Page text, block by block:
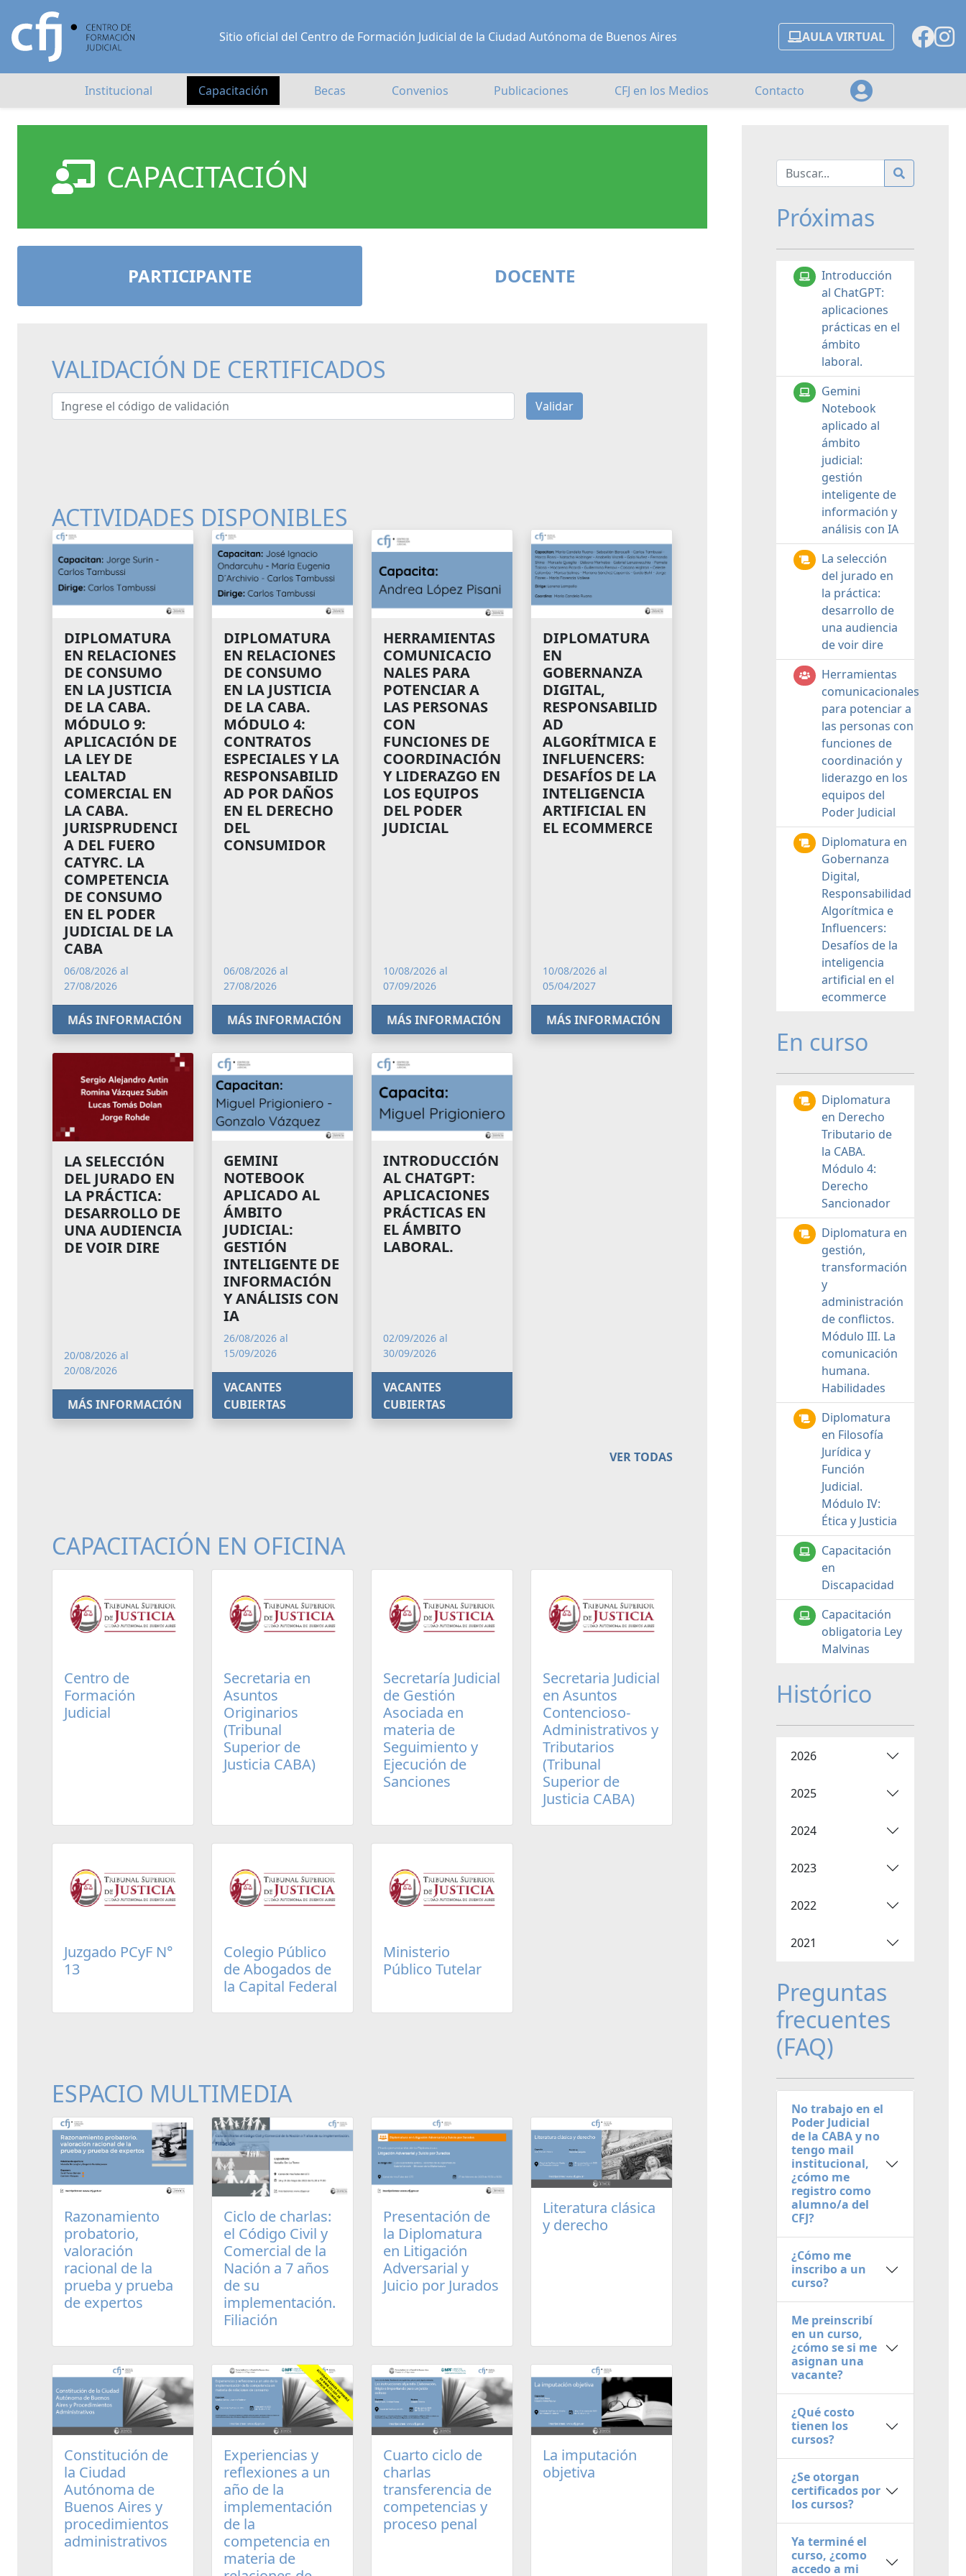
Sitio oficial del Centro de Formación Judicial de la Ciudad Autónoma de Buenos Aires AULA VIRTUAL
Institucional Capacitación Becas Convenios Publicaciones CFJ en los Medios Contacto
CAPACITACIÓN
PARTICIPANTE DOCENTE
VALIDACIÓN DE CERTIFICADOS
Ingrese el código de validación Validar
ACTIVIDADES DISPONIBLES
DIPLOMATURA
EN RELACIONES
DE CONSUMO
EN LA JUSTICIA
DE LA CABA.
MÓDULO 9:
APLICACIÓN DE
LA LEY DE
LEALTAD
COMERCIAL EN
LA CABA.
JURISPRUDENCI
A DEL FUERO
CATYRC. LA
COMPETENCIA
DE CONSUMO
EN EL PODER
JUDICIAL DE LA
CABA
06/08/2026 al
27/08/2026
MÁS INFORMACIÓN
DIPLOMATURA
EN RELACIONES
DE CONSUMO
EN LA JUSTICIA
DE LA CABA.
MÓDULO 4:
CONTRATOS
ESPECIALES Y LA
RESPONSABILID
AD POR DAÑOS
EN EL DERECHO
DEL
CONSUMIDOR
06/08/2026 al
27/08/2026
MÁS INFORMACIÓN
HERRAMIENTAS
COMUNICACIO
NALES PARA
POTENCIAR A
LAS PERSONAS
CON
FUNCIONES DE
COORDINACIÓN
Y LIDERAZGO EN
LOS EQUIPOS
DEL PODER
JUDICIAL
10/08/2026 al
07/09/2026
MÁS INFORMACIÓN
DIPLOMATURA
EN
GOBERNANZA
DIGITAL,
RESPONSABILID
AD
ALGORÍTMICA E
INFLUENCERS:
DESAFÍOS DE LA
INTELIGENCIA
ARTIFICIAL EN
EL ECOMMERCE
10/08/2026 al
05/04/2027
MÁS INFORMACIÓN
LA SELECCIÓN
DEL JURADO EN
LA PRÁCTICA:
DESARROLLO DE
UNA AUDIENCIA
DE VOIR DIRE
20/08/2026 al
20/08/2026
MÁS INFORMACIÓN
GEMINI
NOTEBOOK
APLICADO AL
ÁMBITO
JUDICIAL:
GESTIÓN
INTELIGENTE DE
INFORMACIÓN
Y ANÁLISIS CON
IA
26/08/2026 al
15/09/2026
VACANTES
CUBIERTAS
INTRODUCCIÓN
AL CHATGPT:
APLICACIONES
PRÁCTICAS EN
EL ÁMBITO
LABORAL.
02/09/2026 al
30/09/2026
VACANTES
CUBIERTAS
VER TODAS
CAPACITACIÓN EN OFICINA
Centro de
Formación
Judicial
Secretaria en
Asuntos
Originarios
(Tribunal
Superior de
Justicia CABA)
Secretaría Judicial
de Gestión
Asociada en
materia de
Seguimiento y
Ejecución de
Sanciones
Secretaria Judicial
en Asuntos
Contencioso-
Administrativos y
Tributarios
(Tribunal
Superior de
Justicia CABA)
Juzgado PCyF N°
13
Colegio Público
de Abogados de
la Capital Federal
Ministerio
Público Tutelar
ESPACIO MULTIMEDIA
Razonamiento
probatorio,
valoración
racional de la
prueba y prueba
de expertos
Ciclo de charlas:
el Código Civil y
Comercial de la
Nación a 7 años
de su
implementación.
Filiación
Presentación de
la Diplomatura
en Litigación
Adversarial y
Juicio por Jurados
Literatura clásica
y derecho
Constitución de
la Ciudad
Autónoma de
Buenos Aires y
procedimientos
administrativos
Experiencias y
reflexiones a un
año de la
implementación
de la
competencia en
materia de
Cuarto ciclo de
charlas
transferencia de
competencias y
proceso penal
La imputación
objetiva
Próximas
Introducción
al ChatGPT:
aplicaciones
prácticas en el
ámbito
laboral.
Gemini
Notebook
aplicado al
ámbito
judicial:
gestión
inteligente de
información y
análisis con IA
La selección
del jurado en
la práctica:
desarrollo de
una audiencia
de voir dire
Herramientas
comunicacionales
para potenciar a
las personas con
funciones de
coordinación y
liderazgo en los
equipos del
Poder Judicial
Diplomatura en
Gobernanza
Digital,
Responsabilidad
Algorítmica e
Influencers:
Desafíos de la
inteligencia
artificial en el
ecommerce
En curso
Diplomatura
en Derecho
Tributario de
la CABA.
Módulo 4:
Derecho
Sancionador
Diplomatura en
gestión,
transformación
y
administración
de conflictos.
Módulo III. La
comunicación
humana.
Habilidades
Diplomatura
en Filosofía
Jurídica y
Función
Judicial.
Módulo IV:
Ética y Justicia
Capacitación
en
Discapacidad
Capacitación
obligatoria Ley
Malvinas
Histórico
2026
2025
2024
2023
2022
2021
Preguntas
frecuentes
(FAQ)
No trabajo en el
Poder Judicial
de la CABA y no
tengo mail
institucional,
¿cómo me
registro como
alumno/a del
CFJ?
¿Cómo me
inscribo a un
curso?
Me preinscribí
en un curso,
¿cómo se si me
asignan una
vacante?
¿Qué costo
tienen los
cursos?
¿Se otorgan
certificados por
los cursos?
Ya terminé el
curso, ¿como
accedo a mi